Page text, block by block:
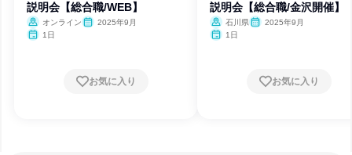
説明会【総合職/WEB】
オンライン
2025年9月
1日
お気に入り
説明会【総合職/金沢開催】
石川県
2025年9月
1日
お気に入り